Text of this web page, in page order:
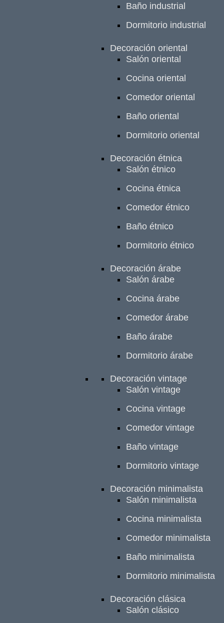
Baño industrial
Dormitorio industrial
Decoración oriental
Salón oriental
Cocina oriental
Comedor oriental
Baño oriental
Dormitorio oriental
Decoración étnica
Salón étnico
Cocina étnica
Comedor étnico
Baño étnico
Dormitorio étnico
Decoración árabe
Salón árabe
Cocina árabe
Comedor árabe
Baño árabe
Dormitorio árabe
Decoración vintage
Salón vintage
Cocina vintage
Comedor vintage
Baño vintage
Dormitorio vintage
Decoración minimalista
Salón minimalista
Cocina minimalista
Comedor minimalista
Baño minimalista
Dormitorio minimalista
Decoración clásica
Salón clásico